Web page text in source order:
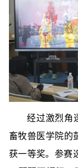
经过激烈角
畜牧兽医学院的
获一等奖。参赛